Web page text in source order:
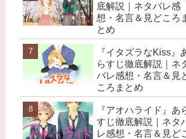
底解説｜ネタバレ感
想・名言＆見どころ
とめ
『イタズラなKiss』
らすじ徹底解説｜ネ
バレ感想・名言＆見
ころまとめ
『アオハライド』あ
すじ徹底解説｜ネタ
レ感想・名言＆見ど